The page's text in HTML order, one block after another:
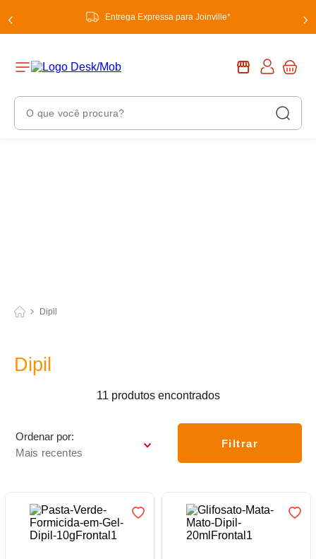
Entrega Expressa para Joinville*
O que você procura?
Dipil
Dipil
11 produtos
Ordenar por
Mais recentes
Filtrar
9